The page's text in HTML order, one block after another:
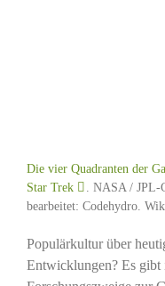
Die vier Quadranten der
Star Trek
. NASA / JPL-
bearbeitet: Codehydro.
Populärkultur über
Entwicklungen? Es gibt